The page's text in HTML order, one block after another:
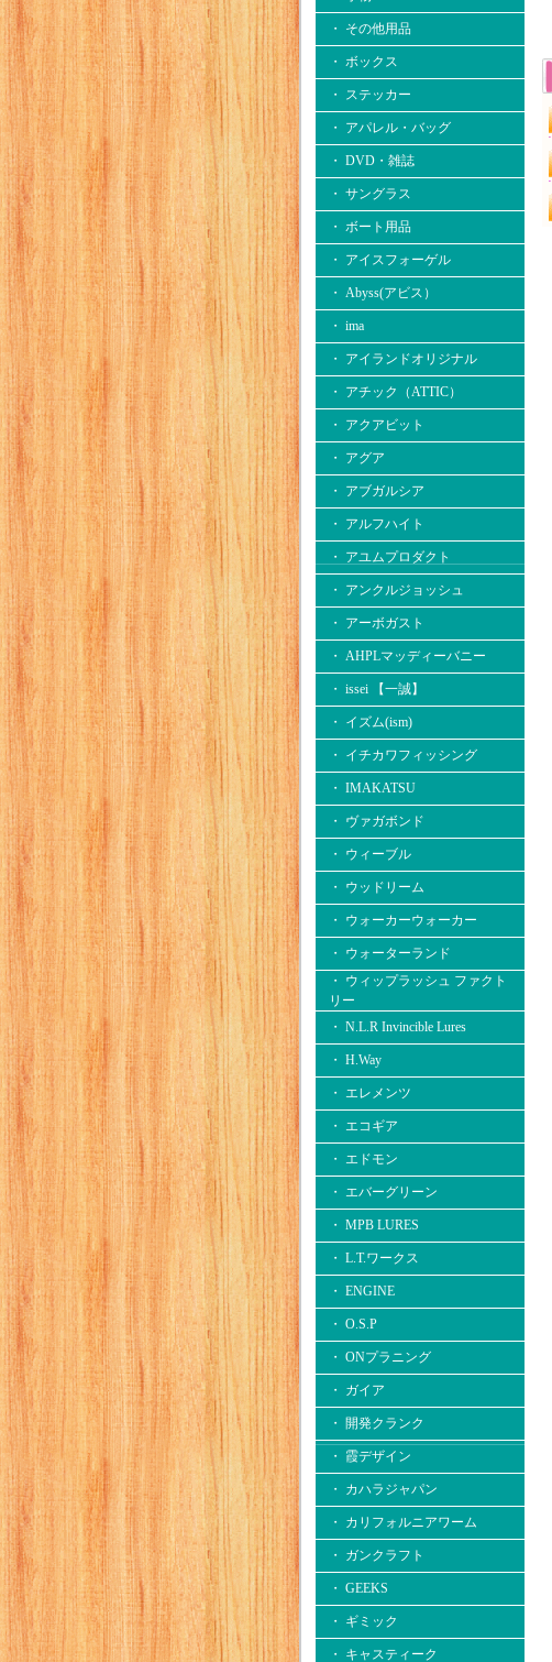
・ その他用品
・ ボックス
・ ステッカー
・ アパレル・バッグ
・ DVD・雑誌
・ サングラス
・ ボート用品
・ アイスフォーゲル
・ Abyss(アビス）
・ ima
・ アイランドオリジナル
・ アチック（ATTIC）
・ アクアビット
・ アグア
・ アブガルシア
・ アルフハイト
・ アユムプロダクト
・ アンクルジョッシュ
・ アーボガスト
・ AHPLマッディーバニー
・ issei 【一誠】
・ イズム(ism)
・ イチカワフィッシング
・ IMAKATSU
・ ヴァガボンド
・ ウィーブル
・ ウッドリーム
・ ウォーカーウォーカー
・ ウォーターランド
・ ウィップラッシュ ファクト
リー
・ N.L.R Invincible Lures
・ H.Way
・ エレメンツ
・ エコギア
・ エドモン
・ エバーグリーン
・ MPB LURES
・ L.T.ワークス
・ ENGINE
・ O.S.P
・ ONプラニング
・ ガイア
・ 開発クランク
・ 霞デザイン
・ カハラジャパン
・ カリフォルニアワーム
・ ガンクラフト
・ GEEKS
・ ギミック
・ キャスティーク